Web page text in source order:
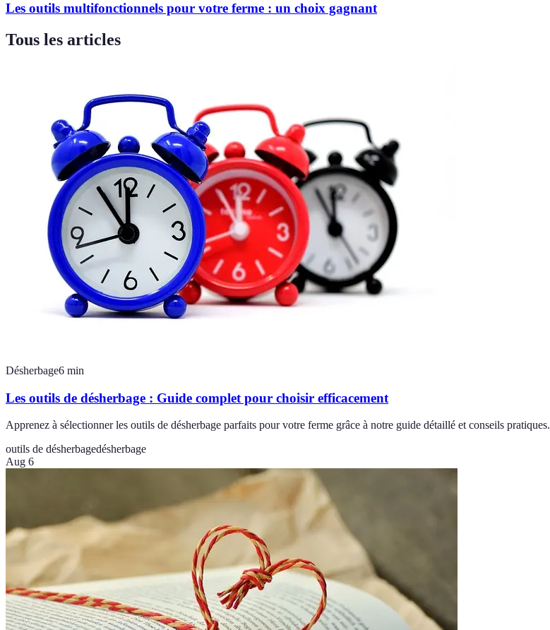
Les outils multifonctionnels pour votre ferme : un choix gagnant
Tous les articles
Désherbage6 min
Les outils de désherbage : Guide complet pour choisir efficacement
Apprenez à sélectionner les outils de désherbage parfaits pour votre ferme grâce à notre guide détaillé et conseils pratiques.
outils de désherbagedésherbage
Aug 6